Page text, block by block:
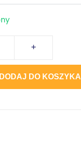
+
DODAJ DO KOSZYKA